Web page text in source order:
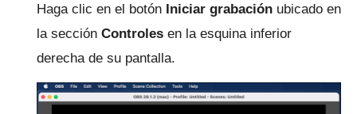
Haga clic en el botón Iniciar grabación ubicado en
la sección Controles en la esquina inferior
derecha de su pantalla.